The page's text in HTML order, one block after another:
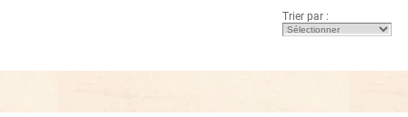
Motif
Trier par :